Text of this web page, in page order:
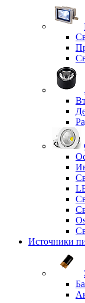
Источники